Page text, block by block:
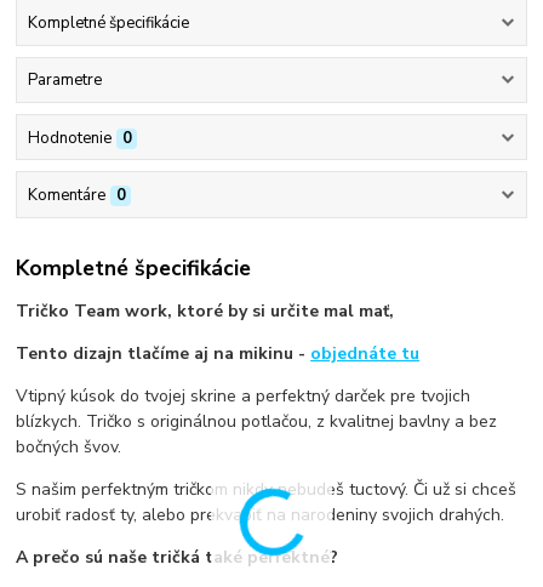
Kompletné špecifikácie
Parametre
Hodnotenie 0
Komentáre 0
Kompletné špecifikácie
Tričko Team work, ktoré by si určite mal mať,
Tento dizajn tlačíme aj na mikinu - objednáte tu
Vtipný kúsok do tvojej skrine a perfektný darček pre tvojich
blízkych. Tričko s originálnou potlačou, z kvalitnej bavlny a bez
bočných švov.
S našim perfektným tričkom nikdy nebudeš tuctový. Či už si chceš
urobiť radosť ty, alebo prekvapiť na narodeniny svojich drahých.
A prečo sú naše tričká také perfektné?